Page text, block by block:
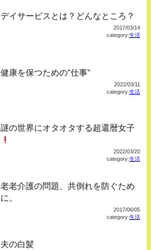
デイサービスとは？どんなところ？
2017/03/14
category:生活
健康を保つための”仕事”
2022/03/11
category:生活
謎の世界にオタオタする超還暦女子
2022/03/20
category:生活
老老介護の問題、共倒れを防ぐため
に。
2017/06/05
category:生活
夫の白髪